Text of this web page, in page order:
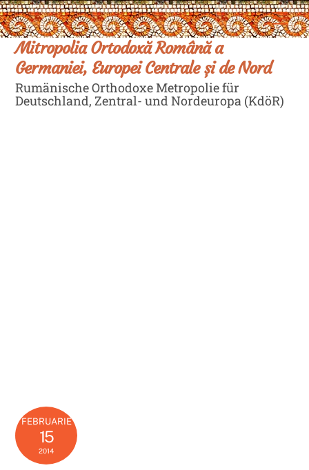
Skip
to
content
Mitropolia Ortodoxă Română a
Germaniei, Europei Centrale și de Nord
Rumänische Orthodoxe Metropolie für
Deutschland, Zentral- und Nordeuropa (KdöR)
FEBRUARIE
15
2014